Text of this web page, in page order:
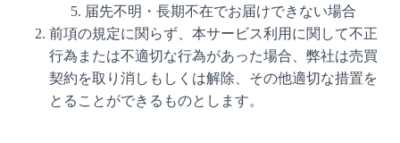
届先不明・長期不在でお届けできない場合
前項の規定に関らず、本サービス利用に関して不正
行為または不適切な行為があった場合、弊社は売買
契約を取り消しもしくは解除、その他適切な措置を
とることができるものとします。